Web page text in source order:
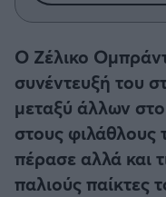
Ατρόμητος
Κηφισιά
Αστέρας
Παναιτωλικός
Ο Ζέλικο
συνέντευξή του
μεταξύ άλλων
στους φιλάθλους
πέρασε αλλά και
παλιούς παίκτες